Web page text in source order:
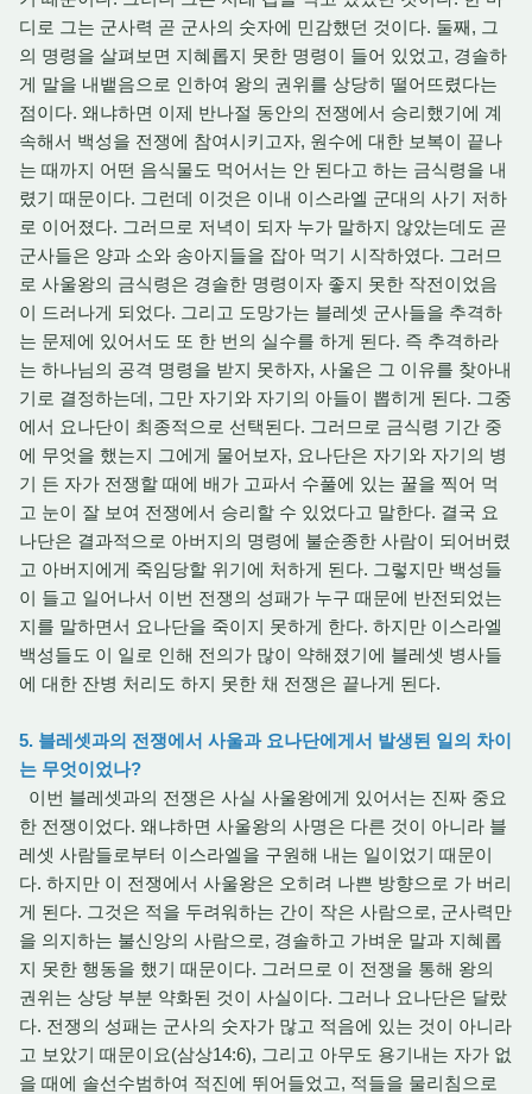
디로 그는 군사력 곧 군사의 숫자에 민감했던 것이다. 둘째, 그
의 명령을 살펴보면 지혜롭지 못한 명령이 들어 있었고, 경솔하
게 말을 내뱉음으로 인하여 왕의 권위를 상당히 떨어뜨렸다는
점이다. 왜냐하면 이제 반나절 동안의 전쟁에서 승리했기에 계
속해서 백성을 전쟁에 참여시키고자, 원수에 대한 보복이 끝나
는 때까지 어떤 음식물도 먹어서는 안 된다고 하는 금식령을 내
렸기 때문이다. 그런데 이것은 이내 이스라엘 군대의 사기 저하
로 이어졌다. 그러므로 저녁이 되자 누가 말하지 않았는데도 곧
군사들은 양과 소와 송아지들을 잡아 먹기 시작하였다. 그러므
로 사울왕의 금식령은 경솔한 명령이자 좋지 못한 작전이었음
이 드러나게 되었다. 그리고 도망가는 블레셋 군사들을 추격하
는 문제에 있어서도 또 한 번의 실수를 하게 된다. 즉 추격하라
는 하나님의 공격 명령을 받지 못하자, 사울은 그 이유를 찾아내
기로 결정하는데, 그만 자기와 자기의 아들이 뽑히게 된다. 그중
에서 요나단이 최종적으로 선택된다. 그러므로 금식령 기간 중
에 무엇을 했는지 그에게 물어보자, 요나단은 자기와 자기의 병
기 든 자가 전쟁할 때에 배가 고파서 수풀에 있는 꿀을 찍어 먹
고 눈이 잘 보여 전쟁에서 승리할 수 있었다고 말한다. 결국 요
나단은 결과적으로 아버지의 명령에 불순종한 사람이 되어버렸
고 아버지에게 죽임당할 위기에 처하게 된다. 그렇지만 백성들
이 들고 일어나서 이번 전쟁의 성패가 누구 때문에 반전되었는
지를 말하면서 요나단을 죽이지 못하게 한다. 하지만 이스라엘
백성들도 이 일로 인해 전의가 많이 약해졌기에 블레셋 병사들
에 대한 잔병 처리도 하지 못한 채 전쟁은 끝나게 된다.
5. 블레셋과의 전쟁에서 사울과 요나단에게서 발생된 일의 차이
는 무엇이었나?
이번 블레셋과의 전쟁은 사실 사울왕에게 있어서는 진짜 중요
한 전쟁이었다. 왜냐하면 사울왕의 사명은 다른 것이 아니라 블
레셋 사람들로부터 이스라엘을 구원해 내는 일이었기 때문이
다. 하지만 이 전쟁에서 사울왕은 오히려 나쁜 방향으로 가 버리
게 된다. 그것은 적을 두려워하는 간이 작은 사람으로, 군사력만
을 의지하는 불신앙의 사람으로, 경솔하고 가벼운 말과 지혜롭
지 못한 행동을 했기 때문이다. 그러므로 이 전쟁을 통해 왕의
권위는 상당 부분 약화된 것이 사실이다. 그러나 요나단은 달랐
다. 전쟁의 성패는 군사의 숫자가 많고 적음에 있는 것이 아니라
고 보았기 때문이요(삼상14:6), 그리고 아무도 용기내는 자가 없
을 때에 솔선수범하여 적진에 뛰어들었고, 적들을 물리침으로